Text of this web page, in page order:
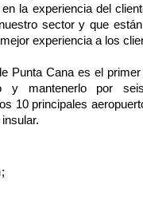
la experiencia del
sector y que
experiencia a los
Punta Cana es el
y mantenerlo por
10 principales
;